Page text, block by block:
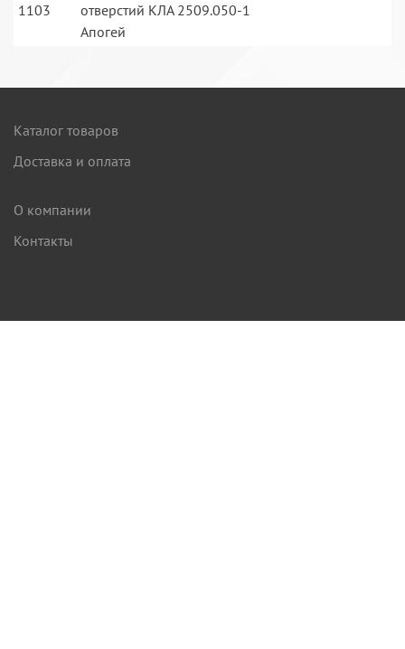
1103
отверстий КЛА 2509.050-1
Апогей
Каталог товаров
Доставка и оплата
О компании
Контакты